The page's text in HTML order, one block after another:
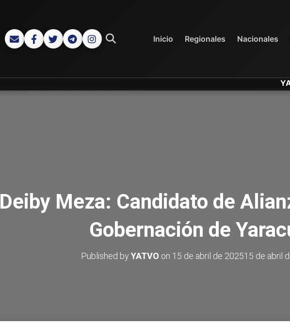
Inicio Regionales Nacionales
Deiby Meza: Candidato de
Gobernación de
Published by YATVO on 15 de abril de 202515 de abril